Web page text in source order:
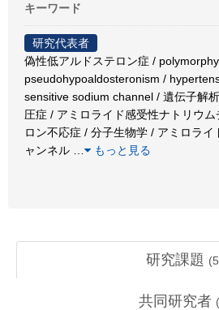
キーワード
研究代表者
偽性低アルドステロン症 /
pseudohypoaldosteronism /
sensitive sodium channel / 遺伝子解
圧症 / アミロライド感受性ナトリウ
ロン不応症 / 分子生物学 / アミロライ
ャンネル
もっと見る
研究課題 (5
共同研究者 (